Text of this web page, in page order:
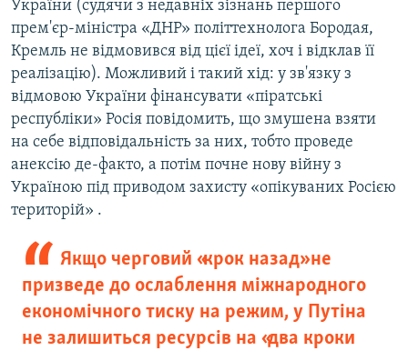
України (судячи з недавніх зізнань першого
прем'єр-міністра «ДНР» політтехнолога Бородая,
Кремль не відмовився від цієї ідеї, хоч і відклав її
реалізацію). Можливий і такий хід: у зв'язку з
відмовою України фінансувати «піратські
республіки» Росія повідомить, що змушена взяти
на себе відповідальність за них, тобто проведе
анексію де-факто, а потім почне нову війну з
Україною під приводом захисту «опікуваних Росією
територій» .
Якщо черговий «крок назад» не
призведе до ослаблення міжнародного
економічного тиску на режим, у Путіна
не залишиться ресурсів на «два кроки